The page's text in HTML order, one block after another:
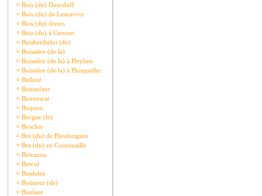
¤ Bois (du) Dourduff
¤ Bois (du) de Lesnarvor
¤ Bois (du) divers
¤ Bois (du) à Carnoet
¤ Boisberthelot (du)
¤ Boissière (de la)
¤ Boissière (de la) à Pleyben
¤ Boissière (de la) à Plusquellec
¤ Bolloré
¤ Bonenfant
¤ Bonnescat
¤ Boquen
¤ Borgne (le)
¤ Boscher
¤ Bot (du) de Plouferiguin
¤ Bot (du) en Cornouaille
¤ Botcazou
¤ Botcol
¤ Botdelen
¤ Botmeur (de)
¤ Boulaes